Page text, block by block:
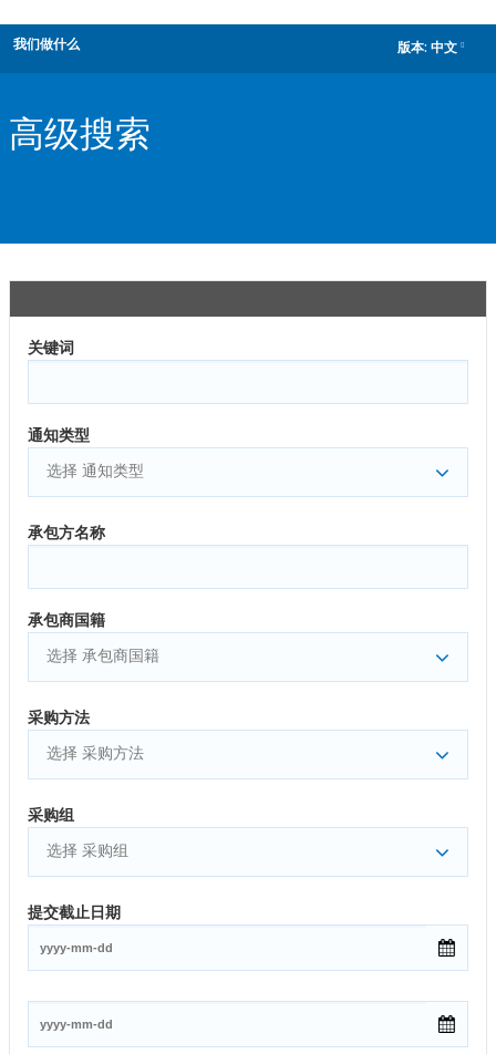
我们做什么 版本: 中文
高级搜索
关键词
通知类型
选择 通知类型
承包方名称
承包商国籍
选择 承包商国籍
采购方法
选择 采购方法
采购组
选择 采购组
提交截止日期